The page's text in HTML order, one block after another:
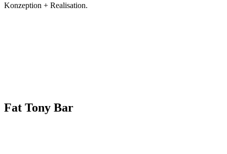
Konzeption + Realisation.
Fat Tony Bar